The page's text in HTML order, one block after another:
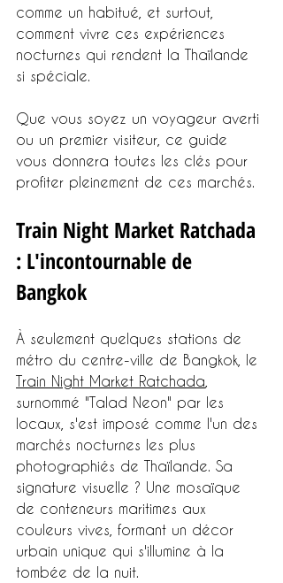
comme un habitué, et surtout,
comment vivre ces expériences
nocturnes qui rendent la Thaïlande
si spéciale.
Que vous soyez un voyageur averti
ou un premier visiteur, ce guide
vous donnera toutes les clés pour
profiter pleinement de ces marchés.
Train Night Market Ratchada
: L'incontournable de
Bangkok
À seulement quelques stations de
métro du centre-ville de Bangkok, le
Train Night Market Ratchada
surnommé "Talad Neon" par les
locaux, s'est imposé comme l'un des
marchés nocturnes les plus
photographiés de Thaïlande. Sa
signature visuelle ? Une mosaïque
de conteneurs maritimes aux
couleurs vives, formant un décor
urbain unique qui s'illumine à la
tombée de la nuit.